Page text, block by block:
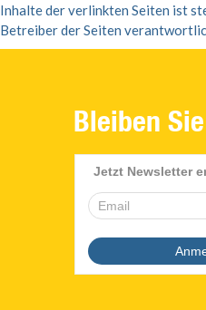
Inhalte der verlinkten Seiten ist
Betreiber der Seiten
Bleiben